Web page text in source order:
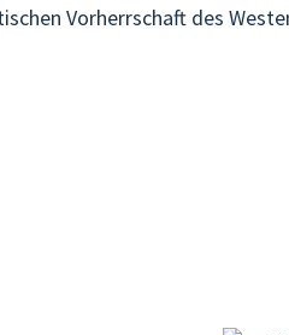
Vorherrschaft des